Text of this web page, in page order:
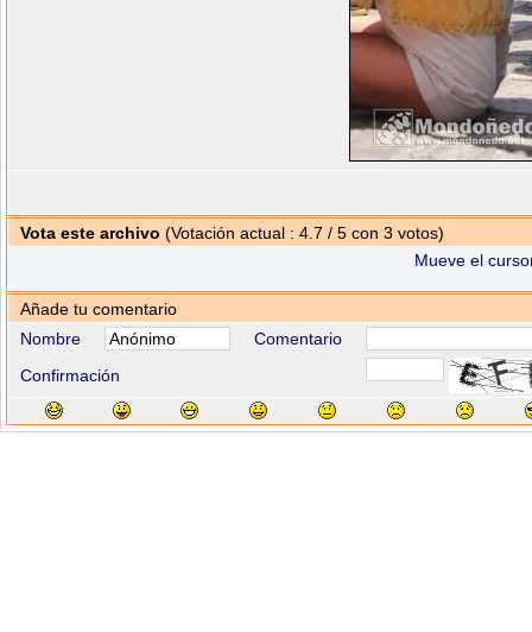
Vota este archivo (Votación actual : 4.7 / 5 con 3 votos)
Mueve el
Añade tu comentario
Nombre
Comentario
Confirmación